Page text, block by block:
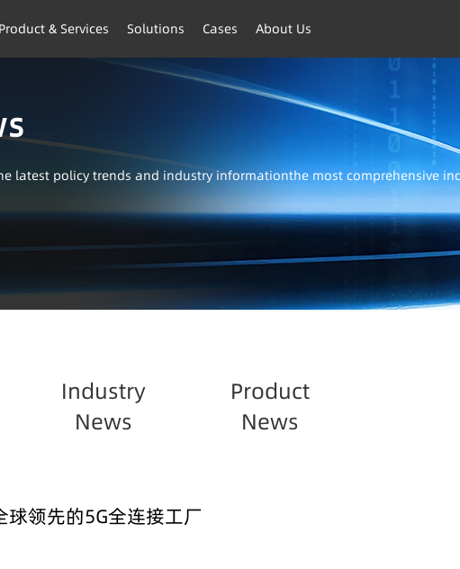
Product & Services Solutions Cases About Us
latest policy trends and industry informationthe most comprehensive
Industry
News
Product
News
领先的5G全连接工厂